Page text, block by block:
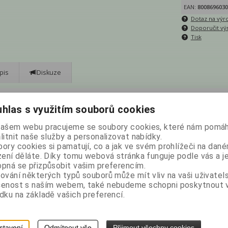
EAN:
Dotaz na
Doporučit
Tisk
Diskuze
obsahem bílkovin, bez pšeničného škrobu, bez laktózy, bez
(36,6g) velice měkkých hamburgerů
obsahuje 0,84 g bílkovin
škrob, cukr, slunečnicová olej, rýžová mouka, zahušťovadlo:
kyselin), vláknina psyllium, sójové bílkoviny, sůl, kypřící látky: (disodný
100g výrobku:
s využitím souborů cookies
webu pracujeme se soubory cookies, které nám
naše služby a personalizovat nabídky.
cookies si pamatují, co a jak ve svém prohlížeči na
děláte. Díky tomu webová stránka funguje podle vás a je
se přizpůsobit vašim preferencím.
některých typů souborů může mít vliv na vaši
s naším webem, také nebudeme schopni poskytnout
na základě vašich preferencí.